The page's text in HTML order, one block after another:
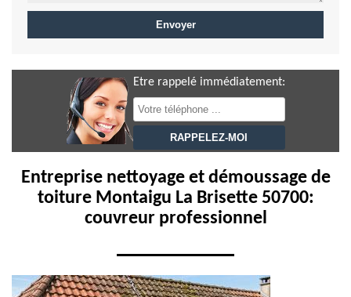
Etre rappelé immédiatement:
Entreprise nettoyage et démoussage de
toiture Montaigu La Brisette 50700:
couvreur professionnel